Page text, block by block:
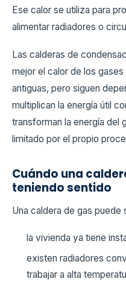
Ese calor se utiliza para
alimentar radiadores o
Las calderas de
mejor el calor de los
antiguas, pero siguen
multiplican la energía útil
transforman la energía del
limitado por el propio
Cuándo una
teniendo sentido
Una caldera de gas puede
la vivienda ya tiene
existen radiadores
trabajar a alta